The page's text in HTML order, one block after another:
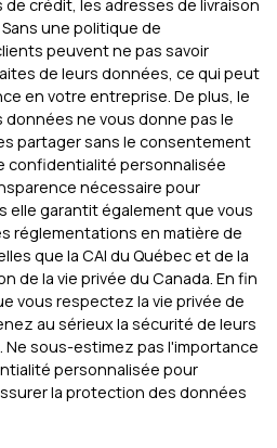
crédit, les adresses de livraison
une politique de
peuvent ne pas savoir
de leurs données, ce qui peut
en votre entreprise. De plus, le
ne vous donne pas le
partager sans le consentement
confidentialité personnalisée
nécessaire pour
elle garantit également que vous
réglementations en matière de
que la CAI du Québec et de la
de la vie privée du Canada. En fin
vous respectez la vie privée de
au sérieux la sécurité de leurs
sous-estimez pas l'importance
personnalisée pour
la protection des données